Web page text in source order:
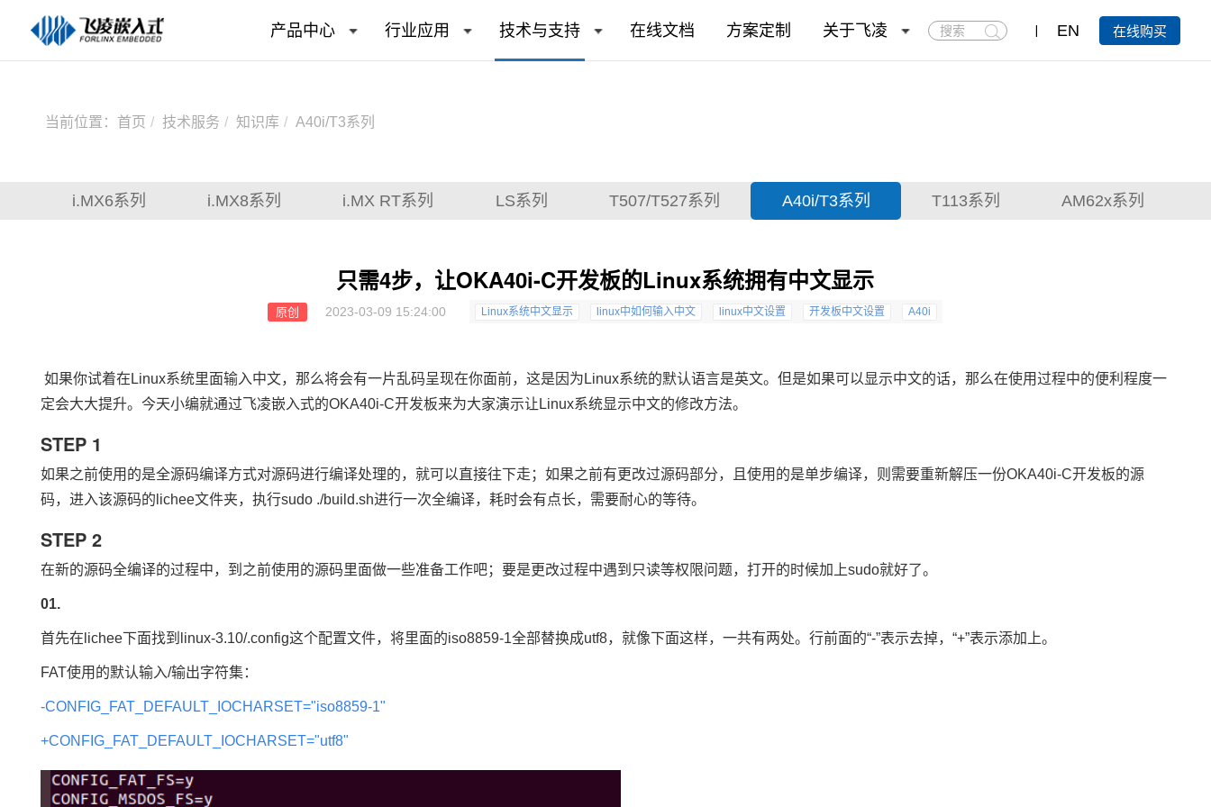
产品中心 行业应用 技术与支持 在线文档 方案定制 关于飞凌
搜
索
EN 在线购买
当前位置： 首页 技术服务 知识库 A40i/T3系列
i.MX6系列 i.MX8系列 i.MX RT系列 LS系列 T507/T527系列 A40i/T3系列 T113系列 AM62x系列
只需4步，让OKA40i-C开发板的Linux系统拥有中文显示
原创 2023-03-09 15:24:00 Linux系统中文显示 linux中如何输入中文 linux中文设置 开发板中文设置 A40i
如果你试着在Linux系统里面输入中文，那么将会有一片乱码呈现在你面前，这是因为Linux系统的默认语言是英文。但是如果可以显示中文的话，那么在使用过程中的便利程度一
定会大大提升。今天小编就通过飞凌嵌入式的OKA40i-C开发板来为大家演示让Linux系统显示中文的修改方法。
STEP 1
如果之前使用的是全源码编译方式对源码进行编译处理的，就可以直接往下走；如果之前有更改过源码部分，且使用的是单步编译，则需要重新解压一份OKA40i-C开发板的源
码，进入该源码的lichee文件夹，执行sudo ./build.sh进行一次全编译，耗时会有点长，需要耐心的等待。
STEP 2
在新的源码全编译的过程中，到之前使用的源码里面做一些准备工作吧；要是更改过程中遇到只读等权限问题，打开的时候加上sudo就好了。
01.
首先在lichee下面找到linux-3.10/.config这个配置文件，将里面的iso8859-1全部替换成utf8，就像下面这样，一共有两处。行前面的“-”表示去掉，“+”表示添加上。
FAT使用的默认输入/输出字符集：
-CONFIG_FAT_DEFAULT_IOCHARSET="iso8859-1"
+CONFIG_FAT_DEFAULT_IOCHARSET="utf8"